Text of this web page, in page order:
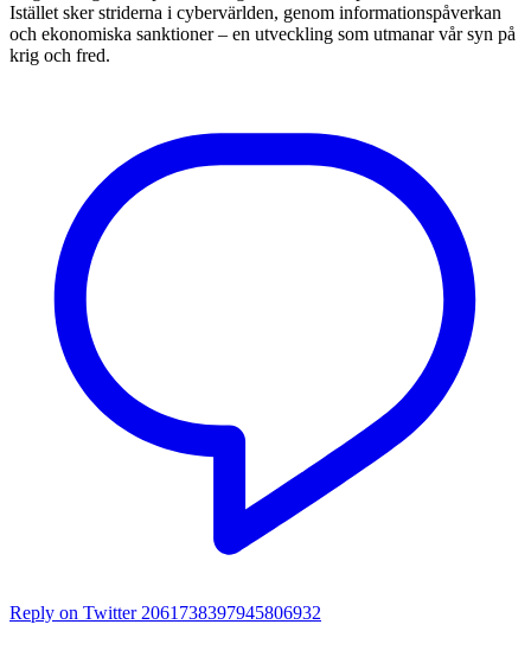
Istället sker striderna i cybervärlden, genom informationspåverkan
och ekonomiska sanktioner – en utveckling som utmanar vår syn på
krig och fred.
Reply on Twitter 2061738397945806932